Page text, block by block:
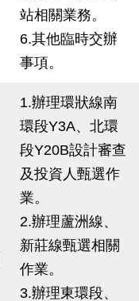
站相關業務。
6.其他臨時交辦
事項。
1.辦理環狀線南
環段Y3A、北環
段Y20B設計審查
及投資人甄選作
業。
2.辦理蘆洲線、
新莊線甄選相關
作業。
3.辦理東環段、